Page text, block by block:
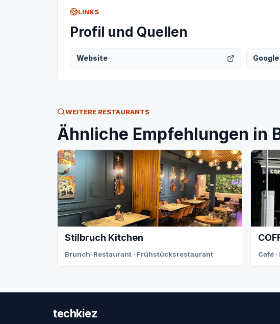
LINKS
Profil und Quellen
Website
WEITERE RESTAURANTS
Ähnliche Empfehlungen in
Stilbruch Kitchen
Brunch-Restaurant · Frühstücksrestaurant Café
techkiez